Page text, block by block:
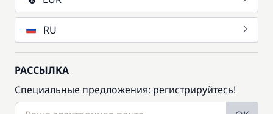
RU
РАССЫЛКА
Специальные предложения: регистрируйтесь!